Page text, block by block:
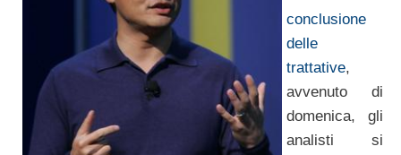
conclusione
delle
trattative,
avvenuto di
domenica, gli
analisti si